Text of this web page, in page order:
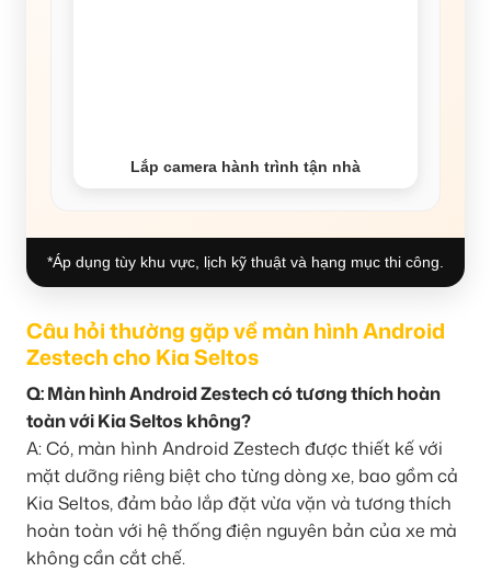
Lắp camera hành trình tận nhà
*Áp dụng tùy khu vực, lịch kỹ thuật và hạng mục thi công.
Câu hỏi thường gặp về màn hình Android
Zestech cho Kia Seltos
Q: Màn hình Android Zestech có tương thích hoàn
toàn với Kia Seltos không?
A: Có, màn hình Android Zestech được thiết kế với
mặt dưỡng riêng biệt cho từng dòng xe, bao gồm cả
Kia Seltos, đảm bảo lắp đặt vừa vặn và tương thích
hoàn toàn với hệ thống điện nguyên bản của xe mà
không cần cắt chế.